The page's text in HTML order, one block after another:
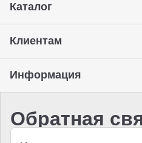
Каталог
Клиентам
Информация
Обратная